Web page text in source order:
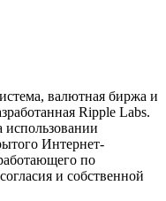
валютная биржа и
Ripple Labs.
использовании
Интернет-
по
и собственной